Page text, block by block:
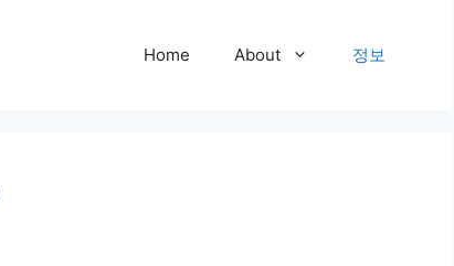
Home About 정보